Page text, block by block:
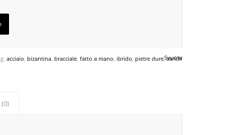
Svuota
acciaio bizantina, bracciale, fatto a mano ibrido pietre dure,zarich